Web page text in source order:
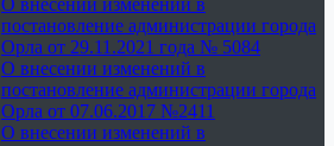
О внесении изменений в
постановление администрации города
Орла от 29.11.2021 года № 5084
О внесении изменений в
постановление администрации города
Орла от 07.06.2017 №2411
О внесении изменений в